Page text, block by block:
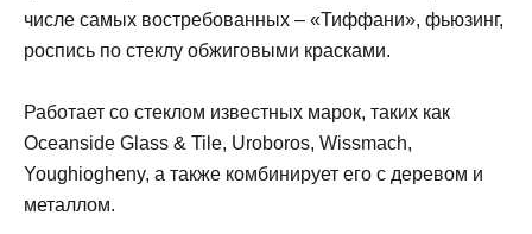
числе самых востребованных – «Тиффани», фьюзинг,
роспись по стеклу обжиговыми красками.
Работает со стеклом известных марок, таких как
Oceanside Glass & Tile, Uroboros, Wissmach,
Youghiogheny, а также комбинирует его с деревом и
металлом.